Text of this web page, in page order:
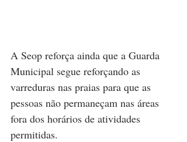
A Seop reforça ainda que a Guarda
Municipal segue reforçando as
varreduras nas praias para que as
pessoas não permaneçam nas áreas
fora dos horários de atividades
permitidas.